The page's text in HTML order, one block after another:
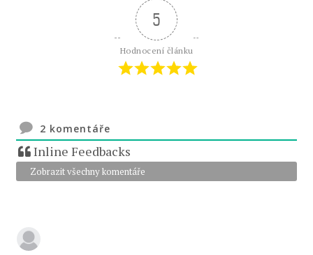
5
Hodnocení článku
2 komentáře
Inline Feedbacks
Zobrazit všechny komentáře